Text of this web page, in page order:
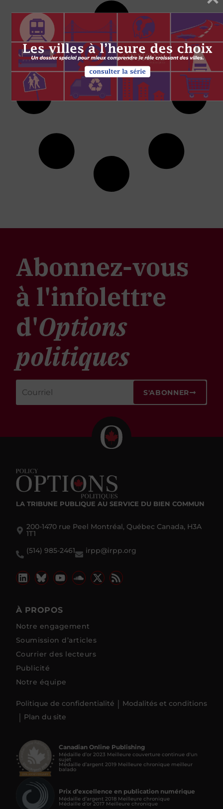
Abonnez-vous
à l'infolettre
d'Options
politiques
S'ABONNER
LA TRIBUNE PUBLIQUE AU SERVICE DU BIEN COMMUN
200-1470 rue Peel Montréal, Québec Canada, H3A
1T1
(514) 985-2461
irpp@irpp.org
À PROPOS
Notre engagement
Soumission d’articles
Courrier des lecteurs
Publicité
Notre équipe
Politique de confidentialité
Modalités et conditions
Plan du site
Canadian Online Publishing
Médaille d’or 2023 Meilleure couverture continue d'un
sujet
Médaille d’argent 2019 Meilleure chronique meilleur
balado
Prix d’excellence en publication numérique
Médaille d’argent 2018 Meilleure chronique
Médaille d’or 2017 Meilleure chronique